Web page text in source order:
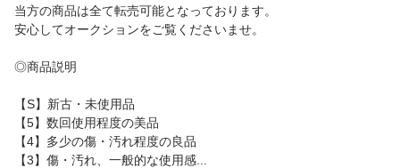
当方の商品は全て転売可能となっております。
安心してオークションをご覧くださいませ。
◎商品説明
【S】新古・未使用品
【5】数回使用程度の美品
【4】多少の傷・汚れ程度の良品
【3】傷・汚れ、一般的な使用感...